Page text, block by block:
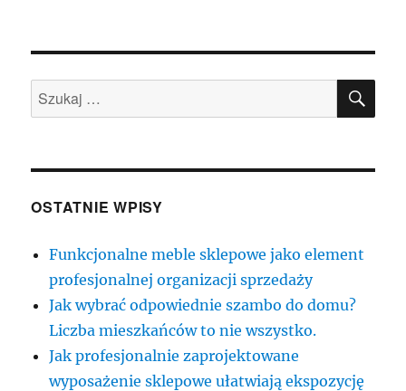
Szukaj:
OSTATNIE WPISY
Funkcjonalne meble sklepowe jako element
profesjonalnej organizacji sprzedaży
Jak wybrać odpowiednie szambo do domu?
Liczba mieszkańców to nie wszystko.
Jak profesjonalnie zaprojektowane
wyposażenie sklepowe ułatwiają ekspozycję